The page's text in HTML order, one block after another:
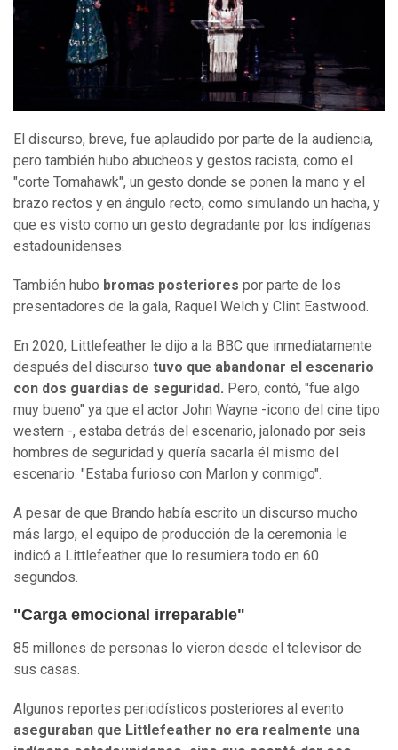
El discurso, breve, fue aplaudido por parte de la audiencia,
pero también hubo abucheos y gestos racista, como el
"corte Tomahawk", un gesto donde se ponen la mano y el
brazo rectos y en ángulo recto, como simulando un hacha, y
que es visto como un gesto degradante por los indígenas
estadounidenses.
También hubo bromas posteriores por parte de los
presentadores de la gala, Raquel Welch y Clint Eastwood.
En 2020, Littlefeather le dijo a la BBC que inmediatamente
después del discurso tuvo que abandonar el escenario
con dos guardias de seguridad. Pero, contó, "fue algo
muy bueno" ya que el actor John Wayne -icono del cine tipo
western -, estaba detrás del escenario, jalonado por seis
hombres de seguridad y quería sacarla él mismo del
escenario. "Estaba furioso con Marlon y conmigo".
A pesar de que Brando había escrito un discurso mucho
más largo, el equipo de producción de la ceremonia le
indicó a Littlefeather que lo resumiera todo en 60
segundos.
"Carga emocional irreparable"
85 millones de personas lo vieron desde el televisor de
sus casas.
Algunos reportes periodísticos posteriores al evento
aseguraban que Littlefeather no era realmente una